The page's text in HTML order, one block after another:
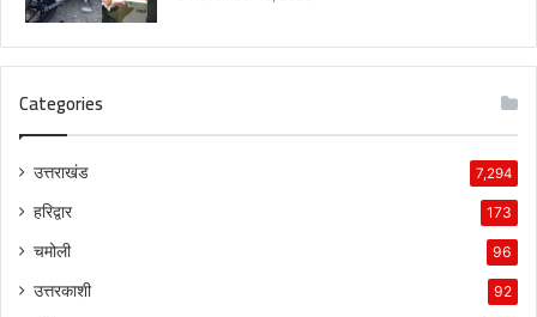
Categories
उत्तराखंड 7,294
हरिद्वार 173
चमोली 96
उत्तरकाशी 92